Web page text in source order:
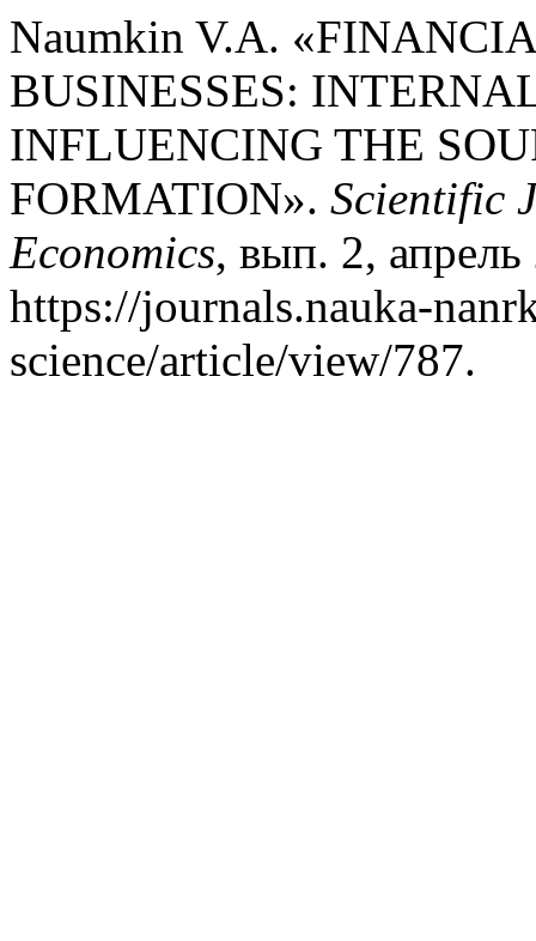
Naumkin V.A.
BUSINESSES:
INFLUENCING THE
FORMATION». Scientific
Economics, вып. 2, апрель
https://journals.nauka-
science/article/view/787.